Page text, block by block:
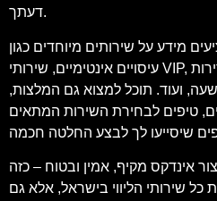
דעתך.
מידע על שירותים מיוחדים כגון
עיסויים אינטימיים, שירותי VIP, ליווי לאירועים, דירות
ועוד. תוכל למצוא גם המלצות,
טיפים לבחירת השירות המתאים
אינדקס מקיף, אמין ובטוח – כזה
שירותי הליווי בישראל, אלא גם